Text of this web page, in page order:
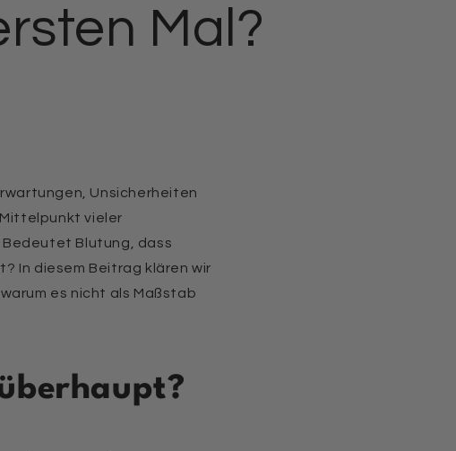
Mal?
Unsicherheiten
vieler
Bedeutet Blutung, dass
In diesem Beitrag klären wir
es nicht als Maßstab